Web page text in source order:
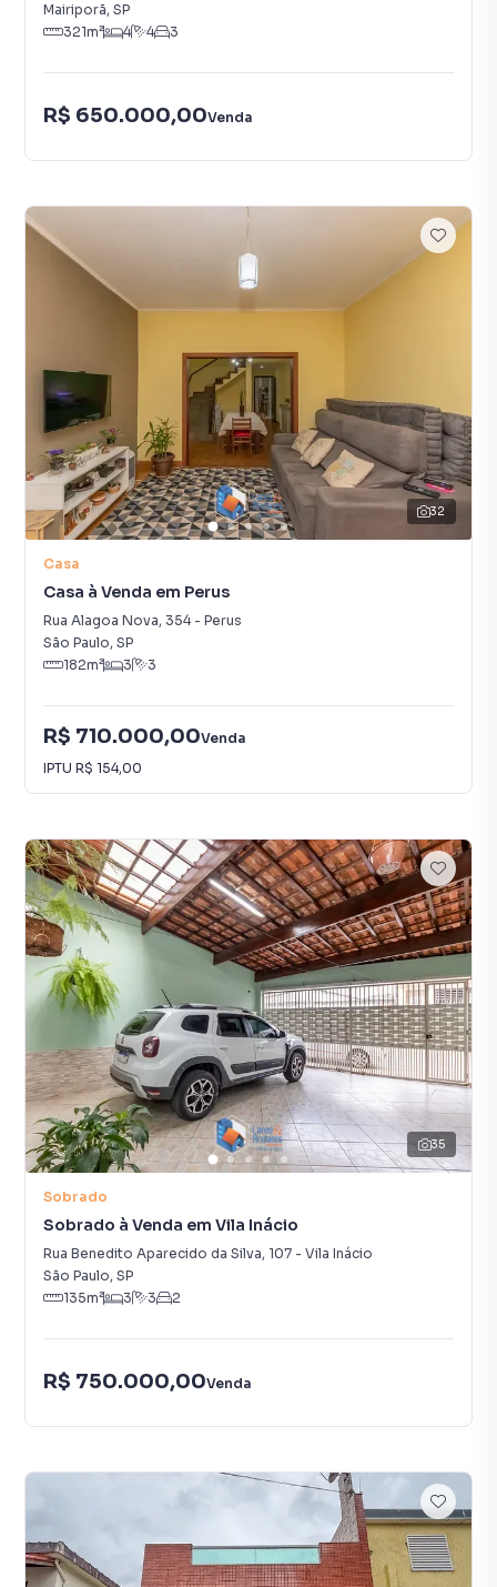
Mairiporã, SP
321m² 4 4 3
R$ 650.000,00Venda
32
Casa
Casa à Venda em Perus
Rua Alagoa Nova, 354- Perus
São Paulo, SP
182m² 3 3
R$ 710.000,00Venda
IPTU R$ 154,00
35
Sobrado
Sobrado à Venda em Vila Inácio
Rua Benedito Aparecido da Silva, 107 - Vila Inácio
São Paulo, SP
135m² 3 3 2
R$ 750.000,00Venda